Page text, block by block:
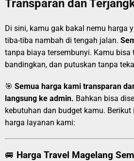
Transparan dan
Di sini, kamu gak bakal nemu harga
tiba-tiba nambah di tengah jalan.
tanpa biaya tersembunyi. Kamu bisa
bandingkan, dan putuskan tanpa
🎯 Semua harga kami transparan
langsung ke admin. Bahkan bisa
kebutuhan dan budget kamu.
harga layanan kami:
🚐 Harga Travel Magelang